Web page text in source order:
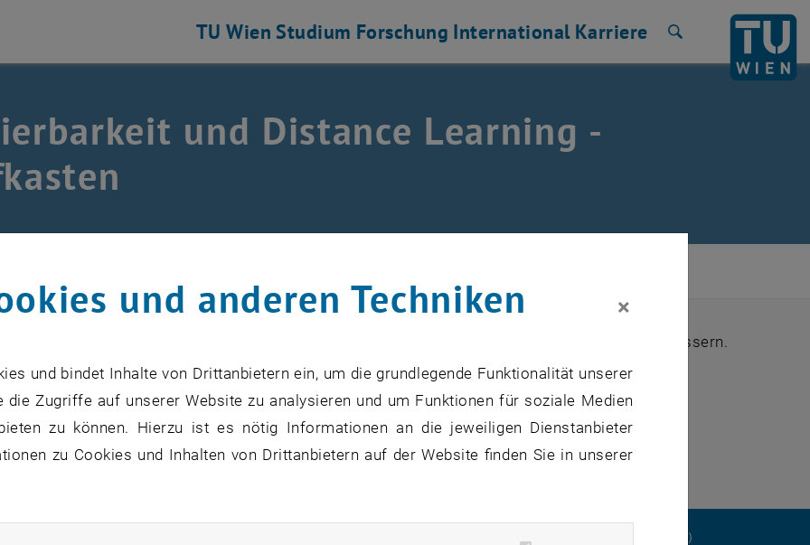
TU Wien Studium Forschung International Karriere
und Distance Learning -
uns bei allen, die diesen Briefkasten genutzt haben, um das Studieren an der TU Wien zu verbessern.
ist nun geschlossen.
oder Beschwerden hast, melde Dich bitte bei unserer neuen Ombudsstelle.
DATENSCHUTZERKLÄRUNG (PDF)
und anderen Techniken ×
und bindet Inhalte von Drittanbietern ein, um die grundlegende Funktionalität unserer
Zugriffe auf unserer Website zu analysieren und um Funktionen für soziale Medien
zu können. Hierzu ist es nötig Informationen an die jeweiligen Dienstanbieter
zu Cookies und Inhalten von Drittanbietern auf der Website finden Sie in unserer